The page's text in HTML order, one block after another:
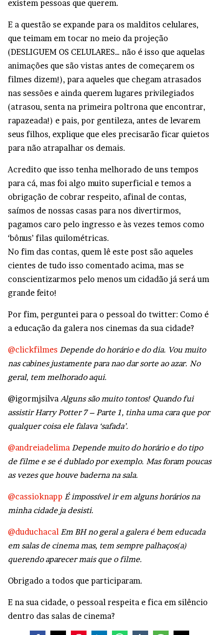
existem pessoas que querem.
E a questão se expande para os malditos celulares,
que teimam em tocar no meio da projeção
(DESLIGUEM OS CELULARES… não é isso que aquelas
animações que são vistas antes de começarem os
filmes dizem!), para aqueles que chegam atrasados
nas sessões e ainda querem lugares privilegiados
(atrasou, senta na primeira poltrona que encontrar,
rapazeada!) e pais, por gentileza, antes de levarem
seus filhos, explique que eles precisarão ficar quietos
para não atrapalhar os demais.
Acredito que isso tenha melhorado de uns tempos
para cá, mas foi algo muito superficial e temos a
obrigação de cobrar respeito, afinal de contas,
saímos de nossas casas para nos divertirmos,
pagamos caro pelo ingresso e às vezes temos como
‘bônus’ filas quilométricas.
No fim das contas, quem lê este post são aqueles
cientes de tudo isso comentado acima, mas se
conscientizarmos pelo menos um cidadão já será um
grande feito!
Por fim, perguntei para o pessoal do twitter: Como é
a educação da galera nos cinemas da sua cidade?
@clickfilmes Depende do horário e do dia. Vou muito
nas cabines justamente para nao dar sorte ao azar. No
geral, tem melhorado aqui.
@igormjsilva Alguns são muito tontos! Quando fui
assistir Harry Potter 7 – Parte 1, tinha uma cara que por
qualquer coisa ele falava ‘safada’.
@andreiadelima Depende muito do horário e do tipo
de filme e se é dublado por exemplo. Mas foram poucas
as vezes que houve baderna na sala.
@cassioknapp É impossível ir em alguns horários na
minha cidade ja desisti.
@duduchacal Em BH no geral a galera é bem educada
em salas de cinema mas, tem sempre palhaços(a)
querendo aparecer mais que o filme.
Obrigado a todos que participaram.
E na sua cidade, o pessoal respeita e fica em silêncio
dentro das salas de cinema?